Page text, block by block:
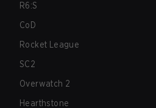
R6:S
CoD
Rocket League
SC2
Overwatch 2
Hearthstone